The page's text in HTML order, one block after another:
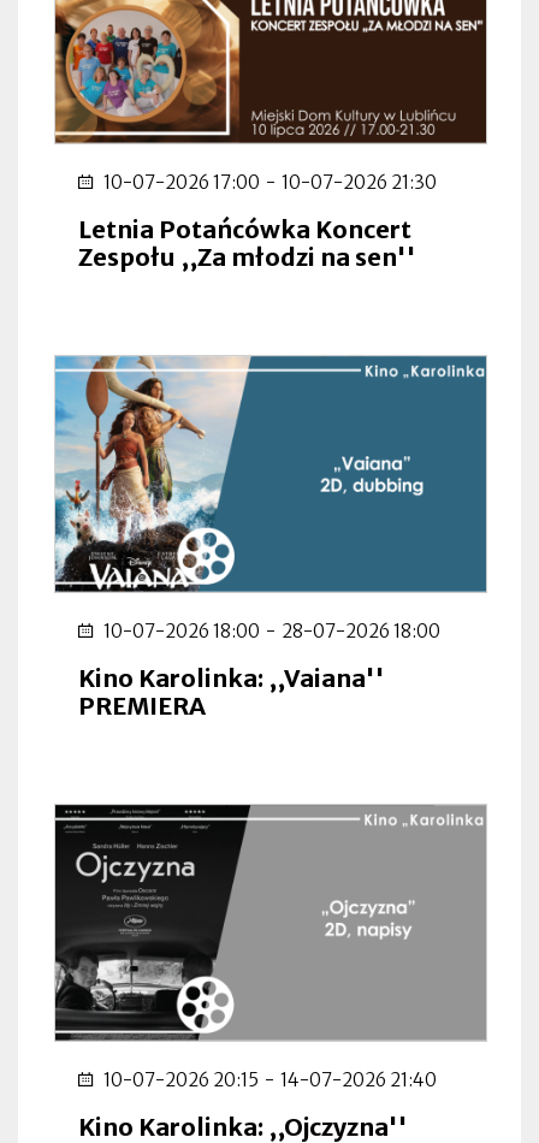
10-07-2026 17:00 - 10-07-2026 21:30
Letnia Potańcówka Koncert
Zespołu ,,Za młodzi na sen''
10-07-2026 18:00 - 28-07-2026 18:00
Kino Karolinka: ,,Vaiana''
PREMIERA
10-07-2026 20:15 - 14-07-2026 21:40
Kino Karolinka: ,,Ojczyzna''